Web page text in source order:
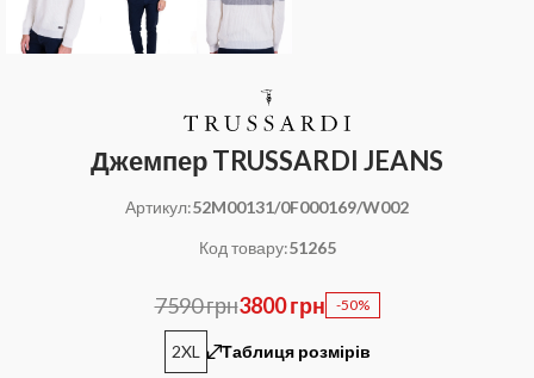
Джемпер TRUSSARDI JEANS
Артикул:52M00131/0F000169/W002
Код товару:51265
7590 грн3800 грн -50%
2XL Таблиця розмірів